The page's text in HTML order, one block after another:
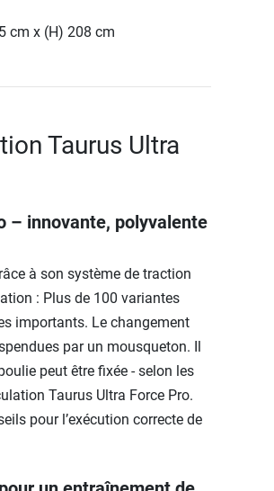
cm x (H) 208 cm
Taurus Ultra
– innovante, polyvalente
à son système de traction
: Plus de 100 variantes
importants. Le changement
par un mousqueton. Il
peut être fixée - selon les
Taurus Ultra Force Pro.
pour l’exécution correcte de